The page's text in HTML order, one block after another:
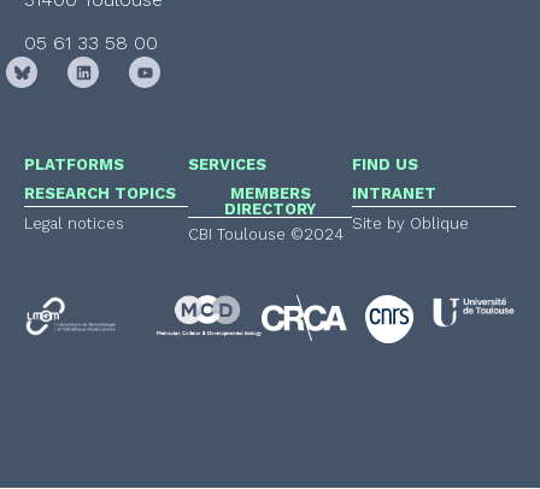
05 61 33 58 00
PLATFORMS
RESEARCH TOPICS
Legal notices
SERVICES
MEMBERS
DIRECTORY
CBI Toulouse ©2024
FIND US
INTRANET
Site by Oblique